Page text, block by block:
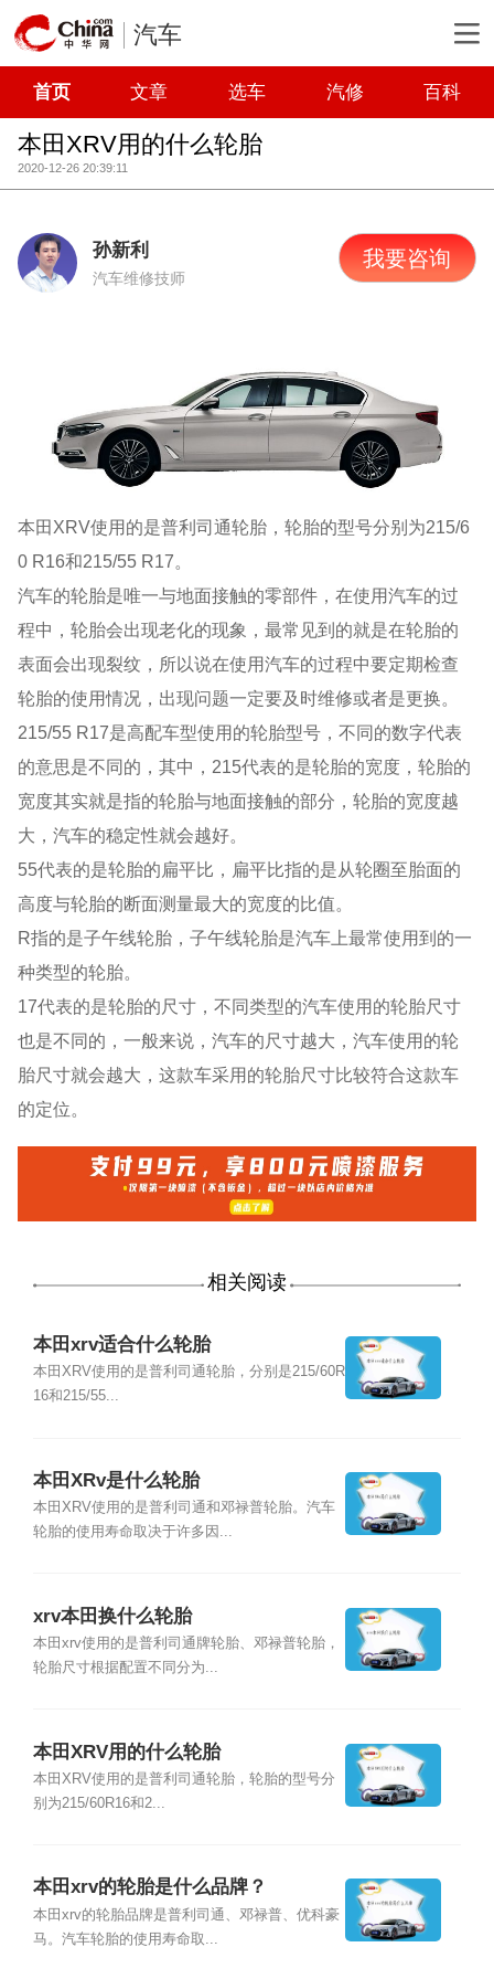
汽车
首页 文章 选车 汽修 百科
本田XRV用的什么轮胎
2020-12-26 20:39:11
孙新利
汽车维修技师
我要咨询
本田XRV使用的是普利司通轮胎，轮胎的型号分别为215/6
0 R16和215/55 R17。
汽车的轮胎是唯一与地面接触的零部件，在使用汽车的过
程中，轮胎会出现老化的现象，最常见到的就是在轮胎的
表面会出现裂纹，所以说在使用汽车的过程中要定期检查
轮胎的使用情况，出现问题一定要及时维修或者是更换。
215/55 R17是高配车型使用的轮胎型号，不同的数字代表
的意思是不同的，其中，215代表的是轮胎的宽度，轮胎的
宽度其实就是指的轮胎与地面接触的部分，轮胎的宽度越
大，汽车的稳定性就会越好。
55代表的是轮胎的扁平比，扁平比指的是从轮圈至胎面的
高度与轮胎的断面测量最大的宽度的比值。
R指的是子午线轮胎，子午线轮胎是汽车上最常使用到的一
种类型的轮胎。
17代表的是轮胎的尺寸，不同类型的汽车使用的轮胎尺寸
也是不同的，一般来说，汽车的尺寸越大，汽车使用的轮
胎尺寸就会越大，这款车采用的轮胎尺寸比较符合这款车
的定位。
相关阅读
本田xrv适合什么轮胎
本田XRV使用的是普利司通轮胎，分别是215/60R
16和215/55...
本田XRv是什么轮胎
本田XRV使用的是普利司通和邓禄普轮胎。汽车
轮胎的使用寿命取决于许多因...
xrv本田换什么轮胎
本田xrv使用的是普利司通牌轮胎、邓禄普轮胎，
轮胎尺寸根据配置不同分为...
本田XRV用的什么轮胎
本田XRV使用的是普利司通轮胎，轮胎的型号分
别为215/60R16和2...
本田xrv的轮胎是什么品牌？
本田xrv的轮胎品牌是普利司通、邓禄普、优科豪
马。汽车轮胎的使用寿命取...